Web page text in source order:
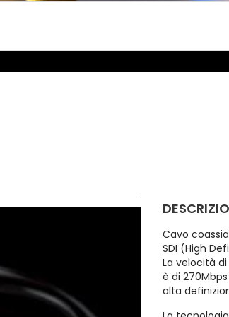
Cavo
SDI (High
La velocità
è di
alta